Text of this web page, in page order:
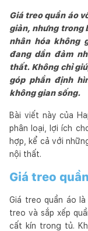
Giá treo quần áo
giản, nhưng trong
nhân hóa không
đang dần đảm
thất. Không chỉ
góp phần định
không gian sống.
Bài viết này của
phân loại, lợi ích
hợp, kể cả với
nội thất.
Giá treo
Giá treo quần áo
treo và sắp xếp
cất kín trong tủ.